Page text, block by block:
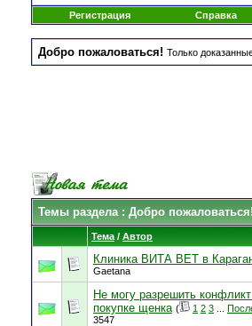
Регистрация Справка
Добро пожаловаться! Только
Темы раздела: Добро пожаловаться!
Тема / Автор
Клиника ВИТА ВЕТ в
Gaetana
Не могу разрешить
покупке щенка ( 1 2 3
3547